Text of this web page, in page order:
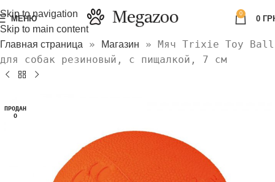
Skip to navigation
Skip to main content
МЕНЮ
0
0
Главная страница » Магазин » Мяч Trixie Toy Ball
для собак резиновый, с пищалкой, 7 см
ПРОДАН
О